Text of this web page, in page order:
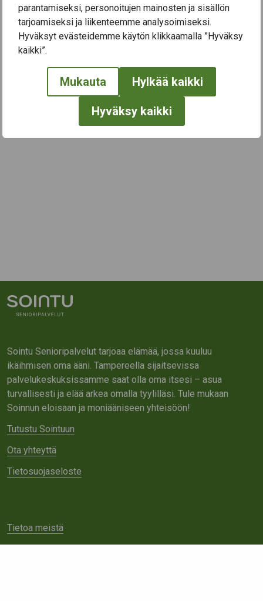
parantamiseksi, personoitujen mainosten ja sisällön
tarjoamiseksi ja liikenteemme analysoimiseksi.
Hyväksyt evästeidemme käytön klikkaamalla ”Hyväksy
kaikki”.
Mukauta Hylkää kaikki
Hyväksy kaikki
← Näytä kaikki tapahtumat
Sointu Senioripalvelut tarjoaa elämää, jossa kuuluu
ikäihmisen oma ääni. Tampereella sijaitsevissa
palvelukeskuksissamme saat olla oma itsesi – asua
turvallisesti ja elää arkea omalla tyylilläsi. Tule mukaan
Soinnun eloisaan ja moniääniseen yhteisöön!
Tutustu Sointuun
Ota yhteyttä
Tietosuojaseloste
Tietoa meistä